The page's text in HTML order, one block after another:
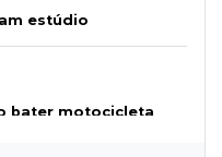
estúdio
bater motocicleta